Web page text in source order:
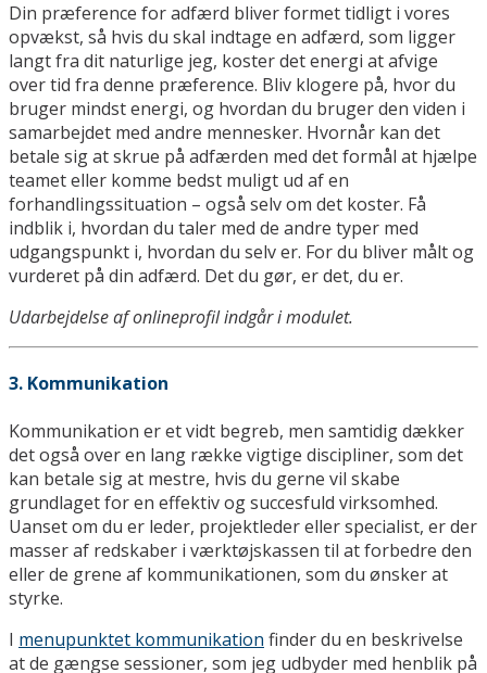
Din præference for adfærd bliver formet tidligt i vores
opvækst, så hvis du skal indtage en adfærd, som ligger
langt fra dit naturlige jeg, koster det energi at afvige
over tid fra denne præference. Bliv klogere på, hvor du
bruger mindst energi, og hvordan du bruger den viden i
samarbejdet med andre mennesker. Hvornår kan det
betale sig at skrue på adfærden med det formål at hjælpe
teamet eller komme bedst muligt ud af en
forhandlingssituation – også selv om det koster. Få
indblik i, hvordan du taler med de andre typer med
udgangspunkt i, hvordan du selv er. For du bliver målt og
vurderet på din adfærd. Det du gør, er det, du er.
Udarbejdelse af onlineprofil indgår i modulet.
3. Kommunikation
Kommunikation er et vidt begreb, men samtidig dækker
det også over en lang række vigtige discipliner, som det
kan betale sig at mestre, hvis du gerne vil skabe
grundlaget for en effektiv og succesfuld virksomhed.
Uanset om du er leder, projektleder eller specialist, er der
masser af redskaber i værktøjskassen til at forbedre den
eller de grene af kommunikationen, som du ønsker at
styrke.
I menupunktet kommunikation finder du en beskrivelse
at de gængse sessioner, som jeg udbyder med henblik på